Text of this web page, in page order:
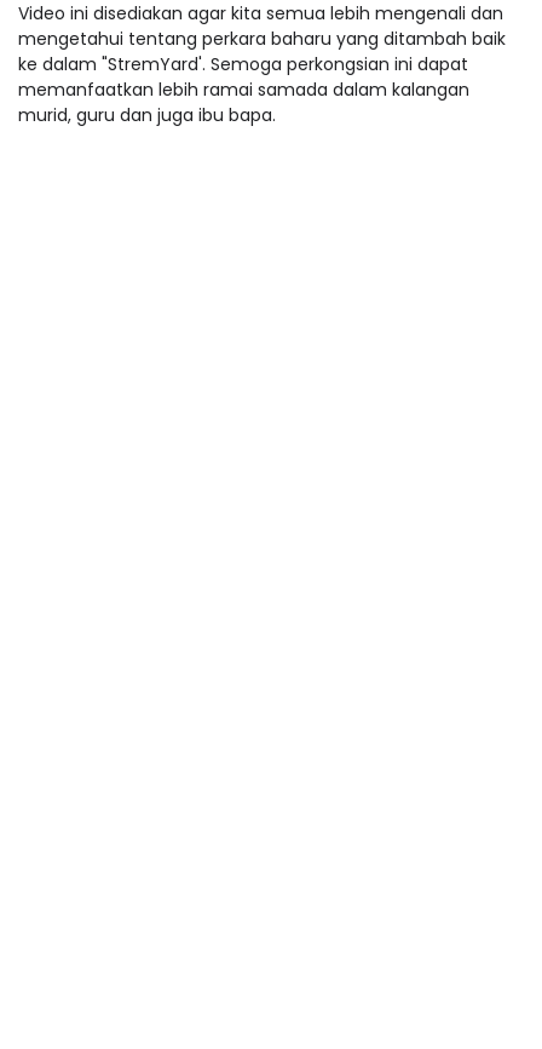
Video ini disediakan agar kita semua lebih mengenali dan
mengetahui tentang perkara baharu yang ditambah baik
ke dalam "StremYard'. Semoga perkongsian ini dapat
memanfaatkan lebih ramai samada dalam kalangan
murid, guru dan juga ibu bapa.